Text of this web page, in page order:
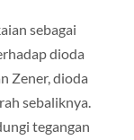
sebagai
dioda
Zener, dioda
sebaliknya.
tegangan